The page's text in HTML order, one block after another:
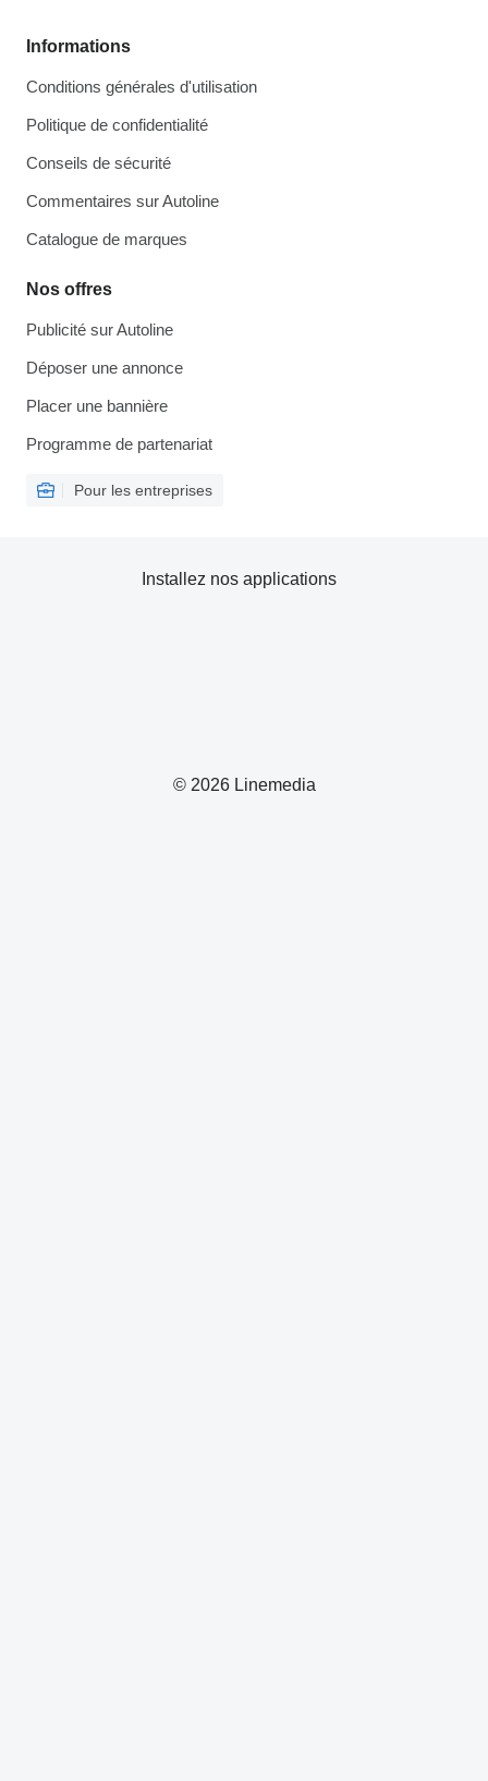
Informations
Conditions générales d'utilisation
Politique de confidentialité
Conseils de sécurité
Commentaires sur Autoline
Catalogue de marques
Nos offres
Publicité sur Autoline
Déposer une annonce
Placer une bannière
Programme de partenariat
Pour les entreprises
© 2026 Linemedia
Installez nos applications